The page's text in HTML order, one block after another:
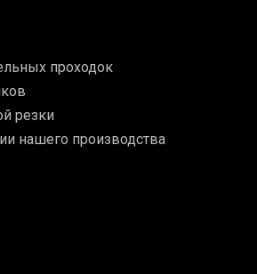
проходок
резки
нашего производства